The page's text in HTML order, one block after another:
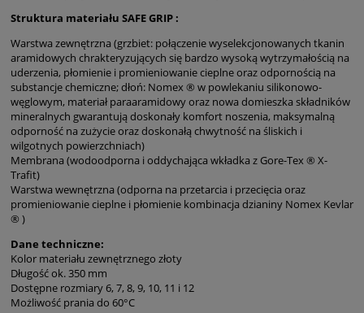
Struktura materiału SAFE GRIP :
Warstwa zewnętrzna (grzbiet: połączenie wyselekcjonowanych tkanin
aramidowych chrakteryzujących się bardzo wysoką wytrzymałością na
uderzenia, płomienie i promieniowanie cieplne oraz odpornością na
substancje chemiczne; dłoń: Nomex ® w powlekaniu silikonowo-
węglowym, materiał paraaramidowy oraz nowa domieszka składników
mineralnych gwarantują doskonały komfort noszenia, maksymalną
odporność na zużycie oraz doskonałą chwytność na śliskich i
wilgotnych powierzchniach)
Membrana (wodoodporna i oddychająca wkładka z Gore-Tex ® X-
Trafit)
Warstwa wewnętrzna (odporna na przetarcia i przecięcia oraz
promieniowanie cieplne i płomienie kombinacja dzianiny Nomex Kevlar
® )
Dane techniczne:
Kolor materiału zewnętrznego złoty
Długość ok. 350 mm
Dostępne rozmiary 6, 7, 8, 9, 10, 11 i 12
Możliwość prania do 60°C